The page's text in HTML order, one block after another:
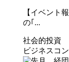
【イベント
の｢...
社会的投資
ビジネスコ